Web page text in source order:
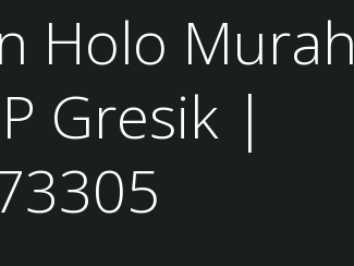
Holo Murah
Gresik |